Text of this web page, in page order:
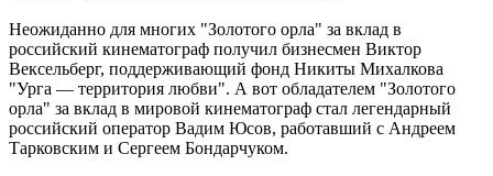
Неожиданно для многих "Золотого орла" за вклад в
российский кинематограф получил бизнесмен Виктор
Вексельберг, поддерживающий фонд Никиты Михалкова
"Урга — территория любви". А вот обладателем "Золотого
орла" за вклад в мировой кинематограф стал легендарный
российский оператор Вадим Юсов, работавший с Андреем
Тарковским и Сергеем Бондарчуком.